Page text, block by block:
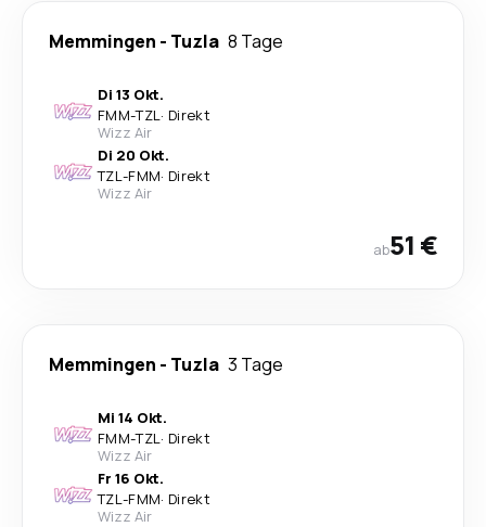
Memmingen - Tuzla 8 Tage
Di 13 Okt.
FMM-TZL· Direkt
Wizz Air
Di 20 Okt.
TZL-FMM· Direkt
Wizz Air
ab51 €
Memmingen - Tuzla 3 Tage
Mi 14 Okt.
FMM-TZL· Direkt
Wizz Air
Fr 16 Okt.
TZL-FMM· Direkt
Wizz Air